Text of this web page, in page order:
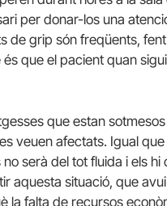
per donar-los una
de grip són freqüents,
que el pacient quan
que estan
veuen afectats. Igual
serà del tot fluida i els hi
aquesta situació, que
la falta de recursos